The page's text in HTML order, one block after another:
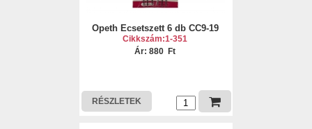
Opeth Ecsetszett 6 db CC9-19
Cikkszám:1-351
Ár: 880 Ft
RÉSZLETEK